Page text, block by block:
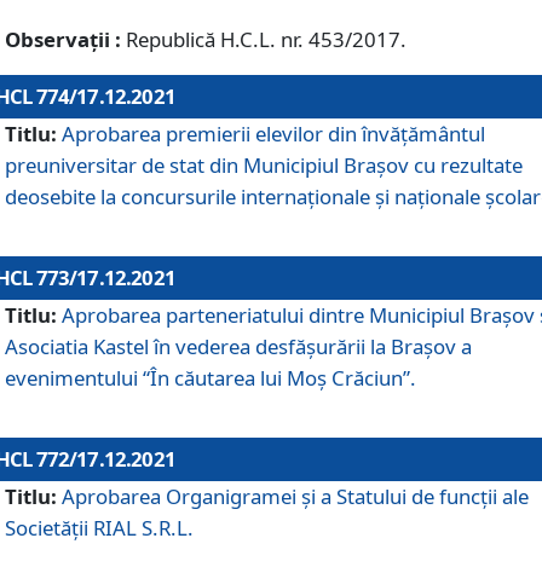
Observații : Republică H.C.L. nr. 453/2017.
774/17.12.2021
Titlu: Aprobarea premierii elevilor din învățământul
preuniversitar de stat din Municipiul Brașov cu rezultate
deosebite la concursurile internaționale și naționale
773/17.12.2021
Titlu: Aprobarea parteneriatului dintre Municipiul Brașov
Asociatia Kastel în vederea desfăşurării la Brașov a
evenimentului “În căutarea lui Moș Crăciun”.
772/17.12.2021
Titlu: Aprobarea Organigramei şi a Statului de funcţii ale
Societăţii RIAL S.R.L.